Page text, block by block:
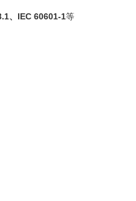
、IEC 60601-1等